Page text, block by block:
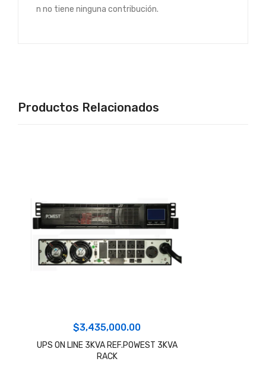
n no tiene ninguna contribución.
Productos Relacionados
$3,435,000.00
UPS ON LINE 3KVA REF.POWEST 3KVA
RACK